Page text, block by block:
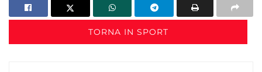
TORNA IN SPORT